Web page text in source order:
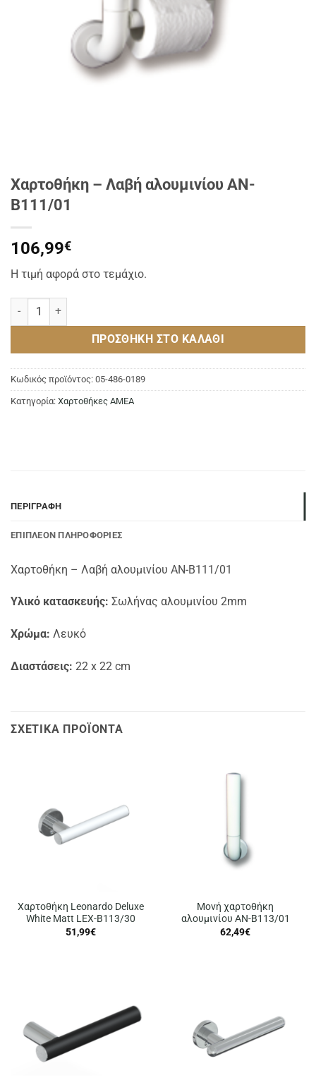
Χαρτοθήκη – Λαβή αλουμινίου AN-
B111/01
106,99€
Η τιμή αφορά στο τεμάχιο.
Χαρτοθήκη - Λαβή αλουμινίου AN-B111/01 ποσότητα
ΠΡΟΣΘΉΚΗ ΣΤΟ ΚΑΛΆΘΙ
Κωδικός προϊόντος: 05-486-0189
Κατηγορία: Χαρτοθήκες ΑΜΕΑ
ΠΕΡΙΓΡΑΦΉ
ΕΠΙΠΛΈΟΝ ΠΛΗΡΟΦΟΡΊΕΣ
Χαρτοθήκη – Λαβή αλουμινίου AN-B111/01
Υλικό κατασκευής: Σωλήνας αλουμινίου 2mm
Χρώμα: Λευκό
Διαστάσεις: 22 x 22 cm
ΣΧΕΤΙΚΆ ΠΡΟΪΌΝΤΑ
Χαρτοθήκη Leonardo Deluxe
White Matt LEX-B113/30
51,99€
Μονή χαρτοθήκη
αλουμινίου AN-B113/01
62,49€